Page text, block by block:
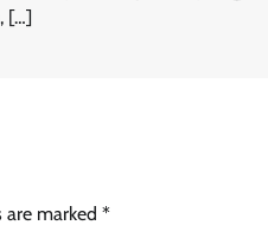
[…]
are marked *